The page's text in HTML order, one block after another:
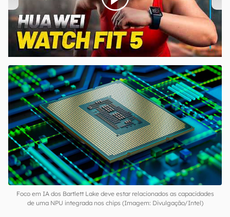
00:00/04:51
Foco em IA dos Bartlett Lake deve estar relacionados as capacidades
de uma NPU integrada nos chips (Imagem: Divulgação/Intel)